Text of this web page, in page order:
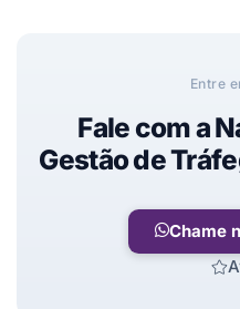
Entre
Fale com a
Gestão de
Chame